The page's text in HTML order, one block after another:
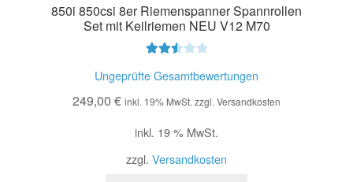
850i 850csi 8er Riemenspanner Spannrollen
Set mit Keilriemen NEU V12 M70
tet mit
2.54
Ungeprüfte Gesamtbewertungen
249,00 € inkl. 19% MwSt. zzgl. Versandkosten
inkl. 19 % MwSt.
zzgl. Versandkosten